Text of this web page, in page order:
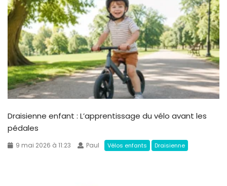
Draisienne enfant : L’apprentissage du vélo avant les
pédales
9 mai 2026 à 11:23 Paul Vélos enfants Draisienne